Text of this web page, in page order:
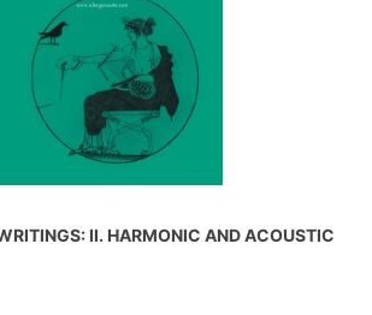
II. HARMONIC AND ACOUSTIC